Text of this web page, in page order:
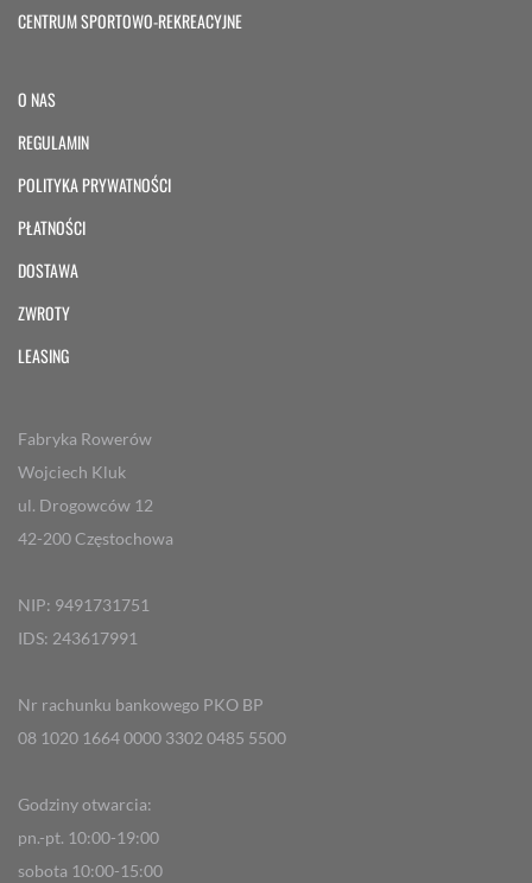
CENTRUM SPORTOWO-REKREACYJNE
O NAS
REGULAMIN
POLITYKA PRYWATNOŚCI
PŁATNOŚCI
DOSTAWA
ZWROTY
LEASING
Fabryka Rowerów
Wojciech Kluk
ul. Drogowców 12
42-200 Częstochowa
NIP: 9491731751
IDS: 243617991
Nr rachunku bankowego PKO BP
08 1020 1664 0000 3302 0485 5500
Godziny otwarcia:
pn.-pt. 10:00-19:00
sobota 10:00-15:00